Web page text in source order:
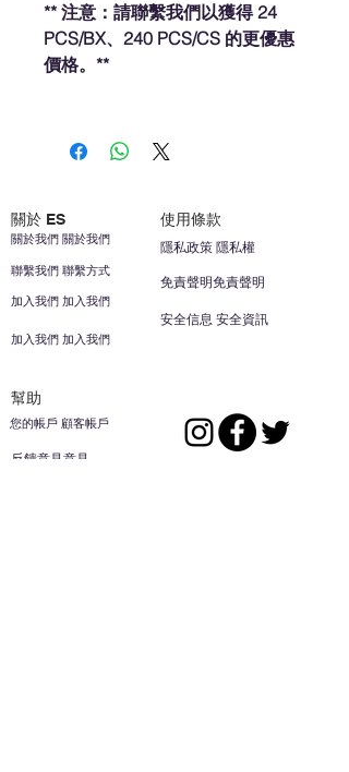
** 注意：請聯繫我們以獲得 24
PCS/BX、240 PCS/CS 的更優惠
價格。**
關於 ES 使用條款
聯繫我們 聯繫方式
加入我們 加入我們
關於我們 關於我們
加入我們 加入我們
安全信息 安全資訊
免責聲明免責聲明
隱私政策 隱私權
幫助
您的帳戶 顧客帳戶
反饋意見意見